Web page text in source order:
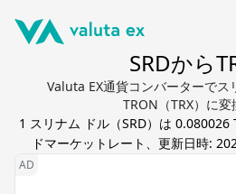
SRDから
Valuta EX通貨コンバーターでス
TRON（TRX）に変
1 スリナム ドル（SRD）は 0.080026
ドマーケットレート、更新日時: